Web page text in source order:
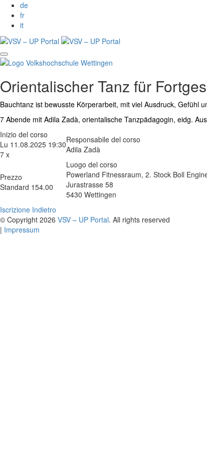
de
fr
it
Orientalischer Tanz für
Bauchtanz ist bewusste Körperarbeit, mit viel Ausdruck, Gefühl
7 Abende mit Adila Zadà, orientalische Tanzpädagogin, eidg.
Inizio del corso
Lu 11.08.2025 19:30
7 x
Responsabile del corso
Adila Zadà
Prezzo
Standard 154.00
Luogo del corso
Powerland Fitnessraum, 2. Stock Boll
Jurastrasse 58
5430 Wettingen
Iscrizione Indietro
© Copyright 2026 VSV – UP Portal. All rights reserved
| Impressum